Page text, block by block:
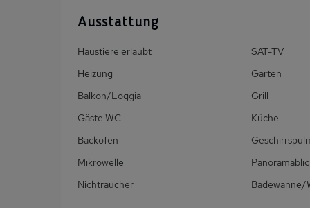
Ausstattung
Haustiere erlaubt SAT-TV
Heizung
Garten
Balkon/Loggia
Grill
Gäste WC
Küche
Backofen
Mikrowelle
Nichtraucher
Badewanne/